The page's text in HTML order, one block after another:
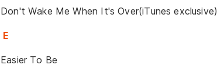
Don't Wake Me When It's Over(iTunes exclusive)
E
Easier To Be